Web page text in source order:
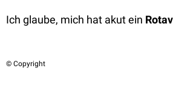
Ich glaube, mich hat akut ein
© Copyright